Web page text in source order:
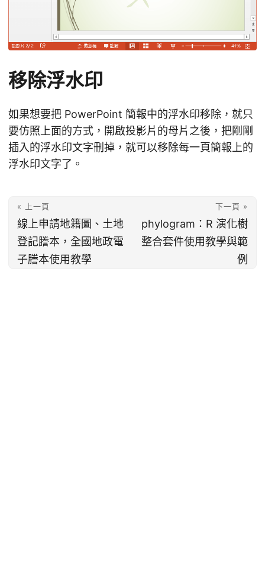
移除浮水印
如果想要把 PowerPoint 簡報中的浮水印移除，就只
要仿照上面的方式，開啟投影片的母片之後，把剛剛
插入的浮水印文字刪掉，就可以移除每一頁簡報上的
浮水印文字了。
« 上一頁
線上申請地籍圖、土地
登記謄本，全國地政電
子謄本使用教學
下一頁 »
phylogram：R 演化樹
整合套件使用教學與範
例